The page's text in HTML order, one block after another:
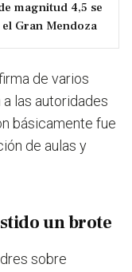
magnitud 4,5 se
Gran Mendoza
de varios
las autoridades
básicamente fue
de aulas y
un brote
sobre